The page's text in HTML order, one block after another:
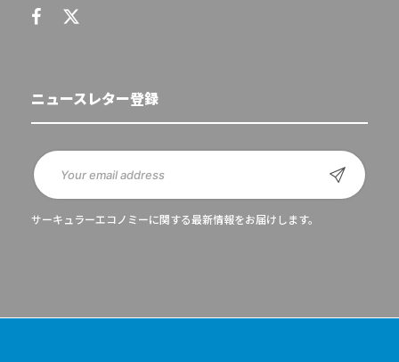
ニュースレター登録
サーキュラーエコノミーに関する最新情報をお届けします。